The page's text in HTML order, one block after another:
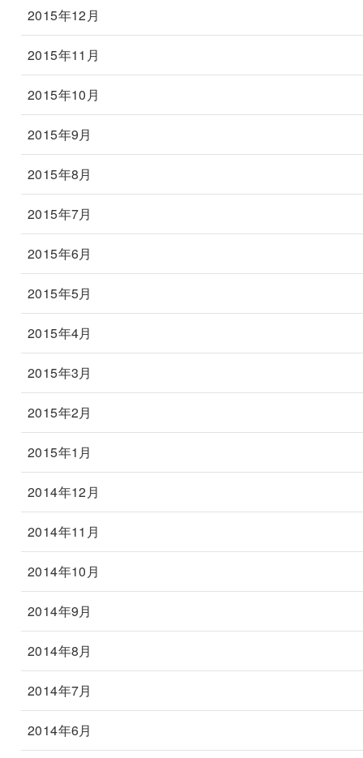
2015年12月
2015年11月
2015年10月
2015年9月
2015年8月
2015年7月
2015年6月
2015年5月
2015年4月
2015年3月
2015年2月
2015年1月
2014年12月
2014年11月
2014年10月
2014年9月
2014年8月
2014年7月
2014年6月